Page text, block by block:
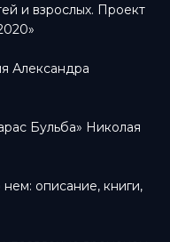
и взрослых. Проект
Александра
Бульба» Николая
описание, книги,